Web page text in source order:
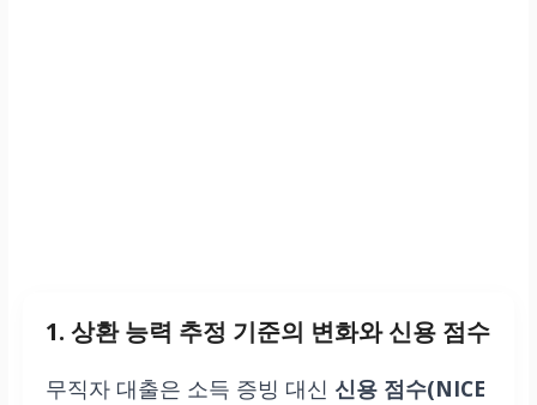
1. 상환 능력 추정 기준의 변화와 신용 점수
무직자 대출은 소득 증빙 대신 신용 점수(NICE